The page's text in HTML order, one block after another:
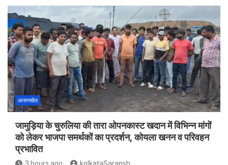
आसनसोल
जामुड़िया के चुरुलिया की तारा ओपनकास्ट खदान में विभिन्न मांगों
को लेकर भाजपा समर्थकों का प्रदर्शन, कोयला खनन व परिवहन
प्रभावित